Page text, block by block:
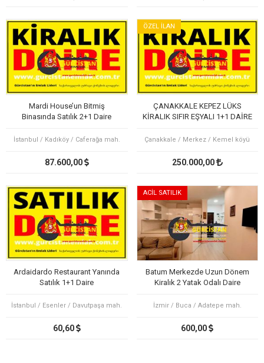
Mardi House’un Bitmiş
Binasında Satılık 2+1 Daire
İstanbul / Kadıköy / Caferağa mah.
87.600,00
ÖZEL İLAN
ÇANAKKALE KEPEZ LÜKS
KİRALIK SIFIR EŞYALI 1+1 DAİRE
Çanakkale / Merkez / Kemel köyü
250.000,00
Ardaidardo Restaurant Yanında
Satılık 1+1 Daire
İstanbul / Esenler / Davutpaşa mah.
60,60
ACİL SATILIK
Batum Merkezde Uzun Dönem
Kiralık 2 Yatak Odalı Daire
İzmir / Buca / Adatepe mah.
600,00